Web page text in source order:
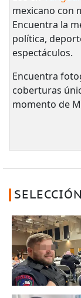
mexicano con
Encuentra la
política,
espectáculos.
Encuentra
coberturas
momento de